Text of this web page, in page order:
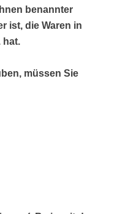
benannter
ist, die Waren in
hat.
müssen Sie